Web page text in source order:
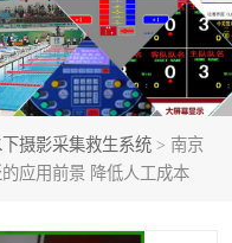
摄影采集救生系统 > 南京
应用前景 降低人工成本
同步时钟系统
时记分系统
泳馆水下摄影采集救生